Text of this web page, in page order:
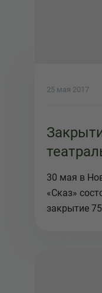
25 мая 2017
театра
30 мая в
«Сказ»
закрытие